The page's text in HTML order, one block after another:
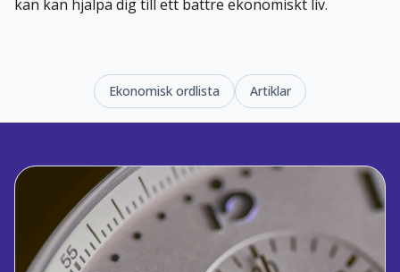
kan kan hjälpa dig till ett bättre ekonomiskt liv.
Ekonomisk ordlista Artiklar